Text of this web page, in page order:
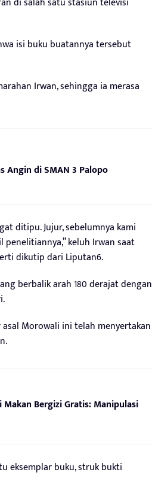
isi buku buatannya tersebut
Irwan, sehingga ia merasa
Angin di SMAN 3 Palopo
ditipu. Jujur, sebelumnya kami
keluh Irwan saat
dikutip dari Liputan6.
berbalik arah 180 derajat dengan
Morowali ini telah menyertakan
Bergizi Gratis: Manipulasi
eksemplar buku, struk bukti